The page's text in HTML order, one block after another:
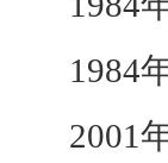
1984年7
2001年6